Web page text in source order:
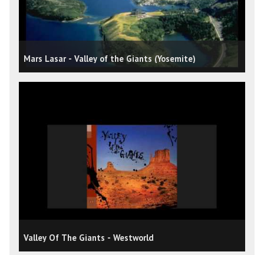
Mars Lasar - Valley of the Giants (Yosemite)
Valley Of The Giants - Westworld